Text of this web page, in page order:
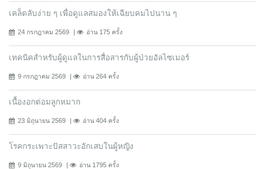
เคล็ดลับง่าย ๆ เพื่อดูแลสมองให้เฉียบคมไปนาน ๆ
24 กรกฎาคม 2569 อ่าน 175 ครั้ง
เทคนิคสำหรับผู้ดูแลในการสื่อสารกับผู้ป่วยอัลไซเมอร์
9 กรกฎาคม 2569 อ่าน 264 ครั้ง
เนื้องอกต่อมลูกหมาก
23 มิถุนายน 2569 อ่าน 404 ครั้ง
โรคกระเพาะปัสสาวะอักเสบในผู้หญิง
9 มิถุนายน 2569 อ่าน 1795 ครั้ง